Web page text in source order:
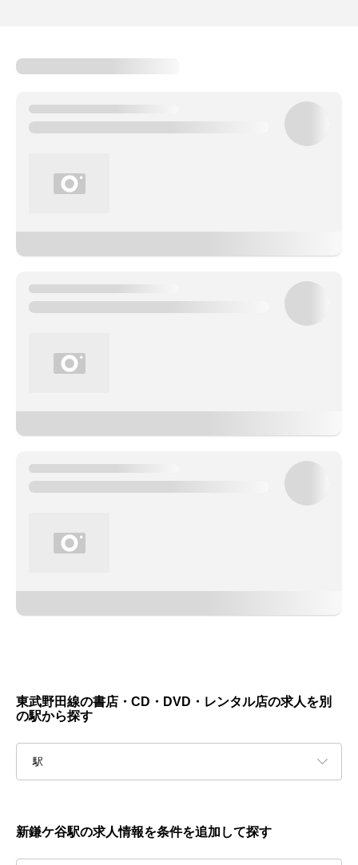
東武野田線の書店・CD・DVD・レンタル店の求人を別
の駅から探す
駅
新鎌ケ谷駅の求人情報を条件を追加して探す